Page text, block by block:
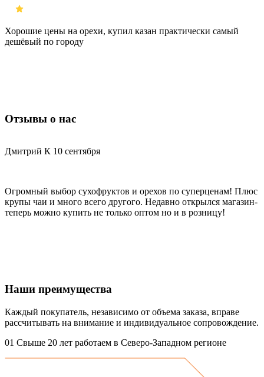
Хорошие цены на орехи, купил казан практически самый
дешёвый по городу
Отзывы о нас
Дмитрий К 10 сентября
Огромный выбор сухофруктов и орехов по суперценам! Плюс
крупы чаи и много всего другого. Недавно открылся магазин-
теперь можно купить не только оптом но и в розницу!
Наши преимущества
Каждый покупатель, независимо от объема заказа, вправе
рассчитывать на внимание и индивидуальное сопровождение.
01 Свыше 20 лет работаем в Северо-Западном регионе